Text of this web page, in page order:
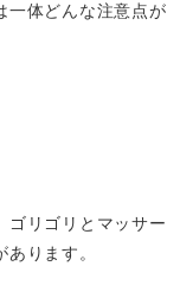
一体どんな注意点が
ゴリゴリとマッサー
ります。